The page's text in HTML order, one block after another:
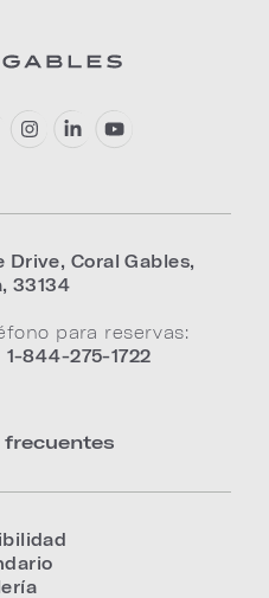
Drive, Coral Gables,
, 33134
para reservas:
1-844-275-1722